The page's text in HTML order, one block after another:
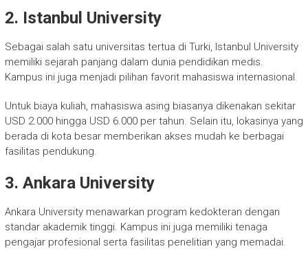
2. Istanbul University
Sebagai salah satu universitas tertua di Turki, Istanbul University
memiliki sejarah panjang dalam dunia pendidikan medis.
Kampus ini juga menjadi pilihan favorit mahasiswa internasional.
Untuk biaya kuliah, mahasiswa asing biasanya dikenakan sekitar
USD 2.000 hingga USD 6.000 per tahun. Selain itu, lokasinya yang
berada di kota besar memberikan akses mudah ke berbagai
fasilitas pendukung.
3. Ankara University
Ankara University menawarkan program kedokteran dengan
standar akademik tinggi. Kampus ini juga memiliki tenaga
pengajar profesional serta fasilitas penelitian yang memadai.